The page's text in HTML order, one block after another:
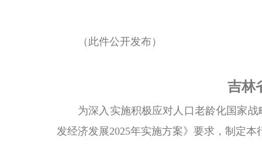
（此件公开发布）
吉林
为深入实施积极应对人口老龄化国家战
发经济发展2025年实施方案》要求，制定本